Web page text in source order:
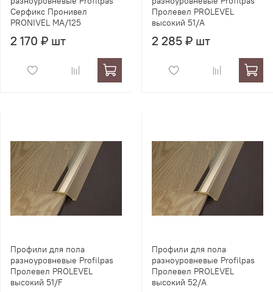
Серфикс Пронивел
PRONIVEL MA/125
2 170 ₽ шт
Пролевел PROLEVEL
высокий 51/A
2 285 ₽ шт
Профили для пола
разноуровневые Profilpas
Пролевел PROLEVEL
высокий 51/F
Профили для пола
разноуровневые Profilpas
Пролевел PROLEVEL
высокий 52/A